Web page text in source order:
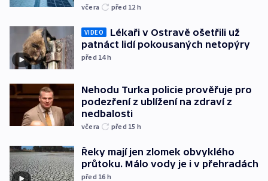
včera před 12 h
VIDEO
Lékaři v Ostravě ošetřili už
patnáct lidí pokousaných netopýry
před 14h
Nehodu Turka policie prověřuje pro
podezření z ublížení na zdraví z
nedbalosti
včera před 15 h
Řeky mají jen zlomek obvyklého
průtoku. Málo vody je i v přehradách
před 16 h